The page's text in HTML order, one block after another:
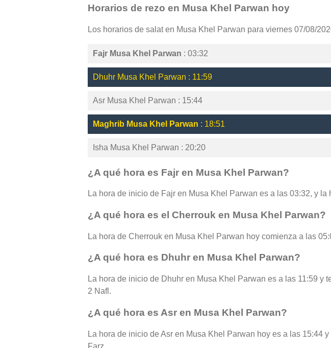
Horarios de rezo en Musa Khel Parwan hoy
Los horarios de salat en Musa Khel Parwan para viernes 07/08/
Fajr Musa Khel Parwan : 03:32
Dhuhr Musa Khel Parwan : 11:59
Asr Musa Khel Parwan : 15:44
Maghrib Musa Khel Parwan : 18:51
Isha Musa Khel Parwan : 20:20
¿A qué hora es Fajr en Musa Khel Parwan?
La hora de inicio de Fajr en Musa Khel Parwan es a las 03:32, y
¿A qué hora es el Cherrouk en Musa Khel Parwan?
La hora de Cherrouk en Musa Khel Parwan hoy comienza a las
¿A qué hora es Dhuhr en Musa Khel Parwan?
La hora de inicio de Dhuhr en Musa Khel Parwan es a las 11:59
2 Nafl.
¿A qué hora es Asr en Musa Khel Parwan?
La hora de inicio de Asr en Musa Khel Parwan hoy es a las 15:44
Farz.